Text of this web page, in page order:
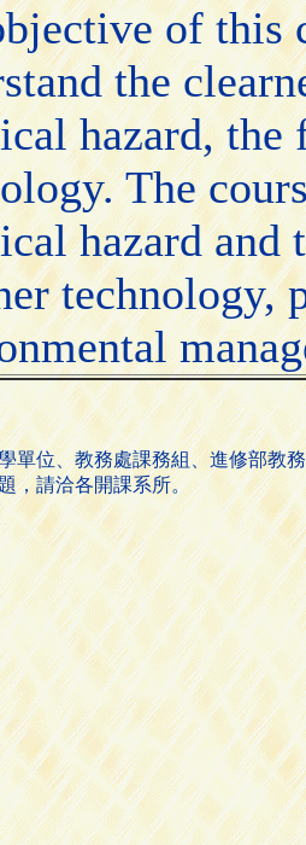
of this
the
hazard,
The
hazard
technology,
單位、教務處課務組、進修部教
，請洽各開課系所。